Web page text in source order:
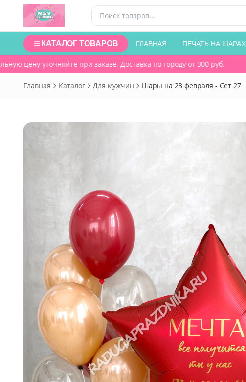
КАТАЛОГ ТОВАРОВ ГЛАВНАЯ ПЕЧАТЬ НА ШАРАХ
цену уточняйте при заказе. Доставка по городу от 300 руб.
Главная Каталог Для мужчин Шары на 23 февраля - Сет 27